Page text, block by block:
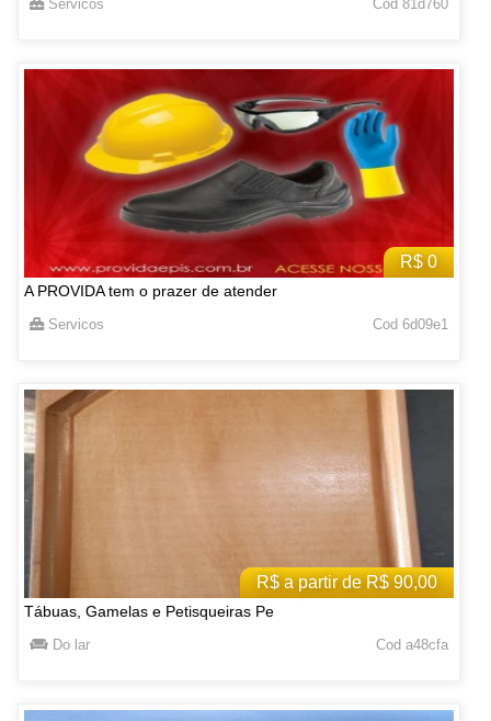
Servicos Cod 81d760
R$ 0
A PROVIDA tem o prazer de atender
Servicos Cod 6d09e1
R$ a partir de R$ 90,00
Tábuas, Gamelas e Petisqueiras Pe
Do lar Cod a48cfa